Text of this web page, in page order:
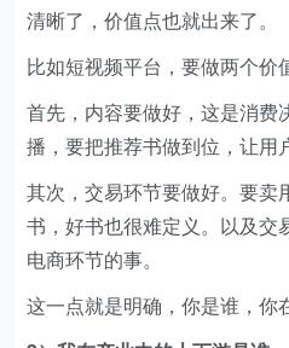
清晰了，价值点也就出来了。
比如短视频平台，要做两个价
首先，内容要做好，这是消费
播，要把推荐书做到位，让用
其次，交易环节要做好。要卖
书，好书也很难定义。以及交
电商环节的事。
这一点就是明确，你是谁，你